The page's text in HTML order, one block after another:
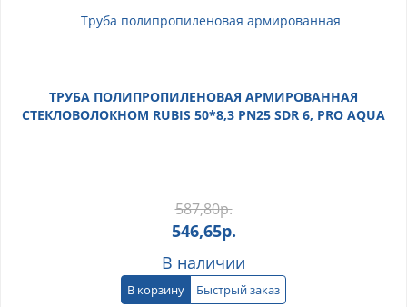
ТРУБА ПОЛИПРОПИЛЕНОВАЯ АРМИРОВАННАЯ
СТЕКЛОВОЛОКНОМ RUBIS 50*8,3 PN25 SDR 6, PRO AQUA
587,80р.
546,65р.
В наличии
В корзину Быстрый заказ